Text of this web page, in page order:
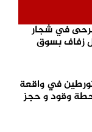
على القضاء
و 3 جرحى في شجار
زفاف بسوق
في واقعة
وقود و حجز